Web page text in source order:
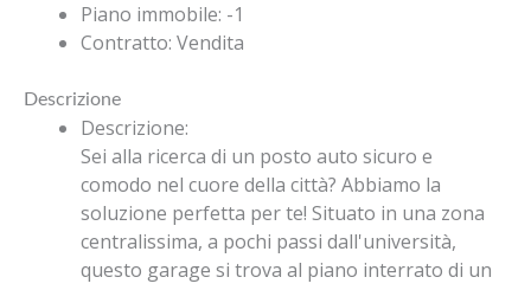
Piano immobile: -1
Contratto: Vendita
Descrizione
Descrizione:
Sei alla ricerca di un posto auto sicuro e
comodo nel cuore della città? Abbiamo la
soluzione perfetta per te! Situato in una zona
centralissima, a pochi passi dall'università,
questo garage si trova al piano interrato di un